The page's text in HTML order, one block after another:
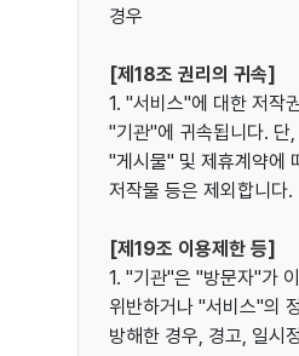
경우
[제18조 권리의 귀속]
1. "서비스"에 대한 저작
"기관"에 귀속됩니다. 단,
"게시물" 및 제휴계약에
저작물 등은 제외합니다.
[제19조 이용제한 등]
1. "기관"은 "방문자"가
위반하거나 "서비스"의
방해한 경우, 경고, 일시